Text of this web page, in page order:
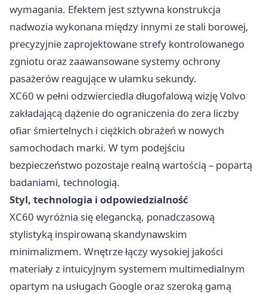
wymagania. Efektem jest sztywna konstrukcja
nadwozia wykonana między innymi ze stali borowej,
precyzyjnie zaprojektowane strefy kontrolowanego
zgniotu oraz zaawansowane systemy ochrony
pasażerów reagujące w ułamku sekundy.
XC60 w pełni odzwierciedla długofalową wizję Volvo
zakładającą dążenie do ograniczenia do zera liczby
ofiar śmiertelnych i ciężkich obrażeń w nowych
samochodach marki. W tym podejściu
bezpieczeństwo pozostaje realną wartością – popartą
badaniami, technologią.
Styl, technologia i odpowiedzialność
XC60 wyróżnia się elegancką, ponadczasową
stylistyką inspirowaną skandynawskim
minimalizmem. Wnętrze łączy wysokiej jakości
materiały z intuicyjnym systemem multimedialnym
opartym na usługach Google oraz szeroką gamą